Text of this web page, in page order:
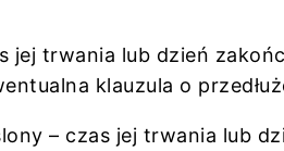
jej trwania lub dzień
klauzula o
– czas jej trwania lub